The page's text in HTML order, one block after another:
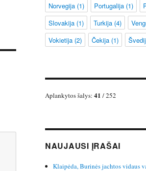
Norvegija(1) Portugalija(1)
Slovakija(1) Turkija(4)
Vokietija(2) Čekija(1)
Aplankytos šalys: 41 / 252
NAUJAUSI ĮRAŠAI
Klaipėda, Burinės jachtos vidaus